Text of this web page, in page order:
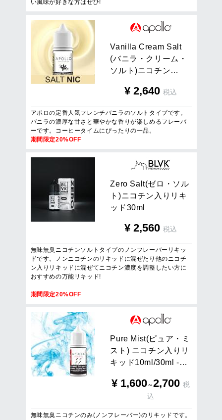
い風味が好きな方はぜひ!
Vani la Cream Sa t
(バニラ ・ ク リ ー ム ・
ソ ル ト)ニコチ ン…
¥ 2,640 税込
アポロの定番人気フレンチバニラのソルトタイプです。
バニラの濃厚な甘さと華やかな香りが楽しめるフレーバ
ーです。コーヒータイムにぴったりの一品。
期間限定20%OFF
Zero Sa lt(ゼロ ・ ソ ル
ト )ニコ チン 入 り リ キ
ッ ド30m
¥ 2,560 税込
無味無臭ニコチンソルトタイプのノンフレーバーリキッ
ドです。ノンニコチンのリキッドに混ぜたり他のニコチ
ン入りリキッドに混ぜてニコチン濃度を調整したい方に
おすすめの万能リキッド!
期間限定20%OFF
Pure M ist(ピ ュ ア ・
ミ
ス ト ) ニコチ ン 入 り リ
キ ッ ド10m /30m -…
¥ 1,600～2,700税
込
無味無臭ニコチンのみ(ノンフレーバー)のリキッドです。